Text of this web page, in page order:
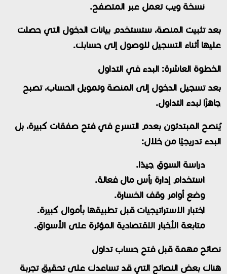
نسخة ويب تعمل عبر المتصفح.
بعد تثبيت المنصة، ستستخدم بيانات الدخول التي حصلت
عليها أثناء التسجيل للوصول إلى حسابك.
الخطوة العاشرة: البدء في التداول
بعد تسجيل الدخول إلى المنصة وتمويل الحساب، تصبح
جاهزًا لبدء التداول.
يُنصح المبتدئون بعدم التسرع في فتح صفقات كبيرة، بل
البدء تدريجيًا من خلال:
دراسة السوق جيدًا.
استخدام إدارة رأس مال فعالة.
وضع أوامر وقف الخسارة.
اختبار الاستراتيجيات قبل تطبيقها بأموال كبيرة.
متابعة الأخبار الاقتصادية المؤثرة على الأسواق.
نصائح مهمة قبل فتح حساب تداول
هناك بعض النصائح التي قد تساعدك على تحقيق تجربة